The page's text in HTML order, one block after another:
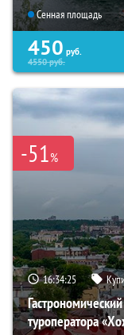
Сенная площадь
450 руб.
4550руб.
-51%
16:34:24
туроператора